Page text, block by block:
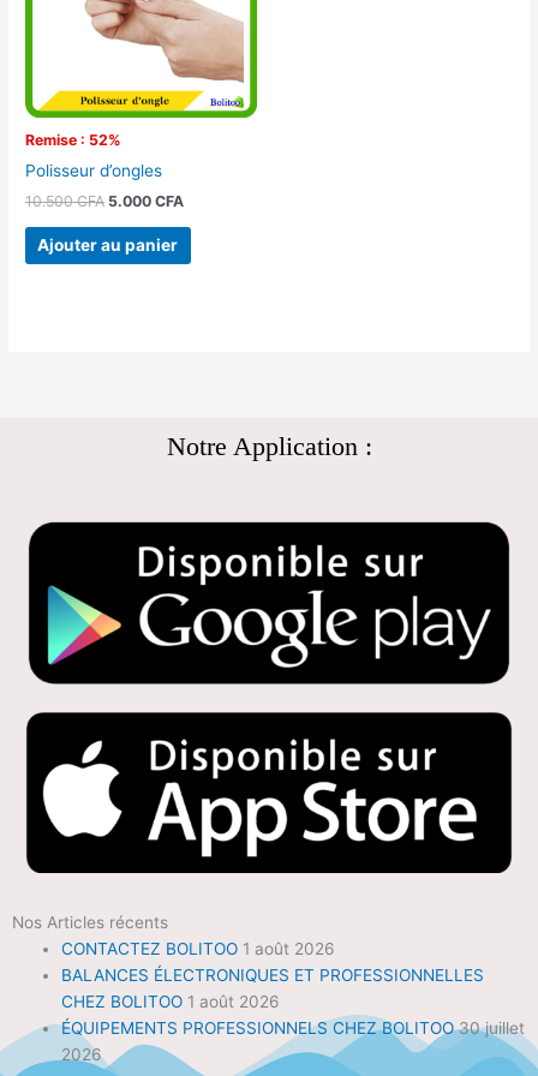
Remise : 52%
Polisseur d’ongles
10.500CFA 5.000CFA
Ajouter au panier
Notre Application :
Nos Articles récents
CONTACTEZ BOLITOO 1 août 2026
BALANCES ÉLECTRONIQUES ET PROFESSIONNELLES
CHEZ BOLITOO 1 août 2026
ÉQUIPEMENTS PROFESSIONNELS CHEZ BOLITOO 30 juillet
2026